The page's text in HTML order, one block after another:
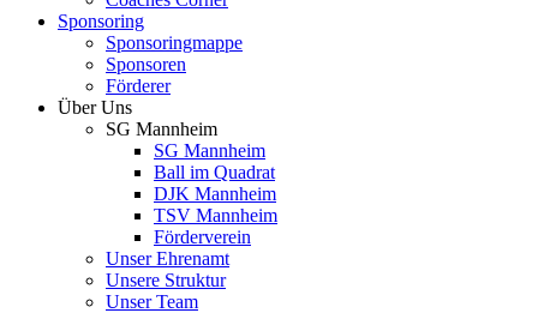
Sponsoring
Sponsoringmappe
Sponsoren
Förderer
Über Uns
SG Mannheim
SG Mannheim
Ball im Quadrat
DJK Mannheim
TSV Mannheim
Förderverein
Unser Ehrenamt
Unsere Struktur
Unser Team